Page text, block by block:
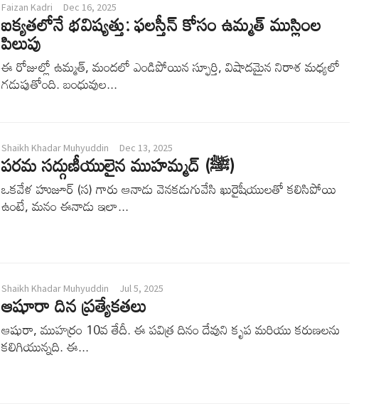
Faizan Kadri Dec 16, 2025
ఐక్యతలోనే భవిష్యత్తు: ఫలస్తీన్ కోసం ఉమ్మత్ ముస్లింల
పిలుపు
ఈ రోజుల్లో ఉమ్మత్, మందలో ఎండిపోయిన స్ఫూర్తి, విషాదమైన నిరాశ మధ్యలో
గడుపుతోంది. బంధువుల...
Shaikh Khadar Muhyuddin Dec 13, 2025 పరమ సద్గుణీయులైన ముహమ్మద్ (ﷺ)
ఒకవేళ హుజూర్ (స) గారు ఆనాడు వెనకడుగువేసి ఖురైషీయులతో కలిసిపోయి
ఉంటే, మనం ఈనాడు ఇలా...
Shaikh Khadar Muhyuddin Jul 5, 2025
ఆషూరా దిన ప్రత్యేకతలు
ఆషురా, ముహర్రం 10వ తేదీ. ఈ పవిత్ర దినం దేవుని కృప మరియు కరుణలను
కలిగియున్నది. ఈ...